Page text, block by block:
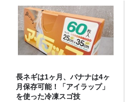
長ネギは1ヶ月、バナナは4ヶ
月保存可能！「アイラップ」
を使った冷凍スゴ技